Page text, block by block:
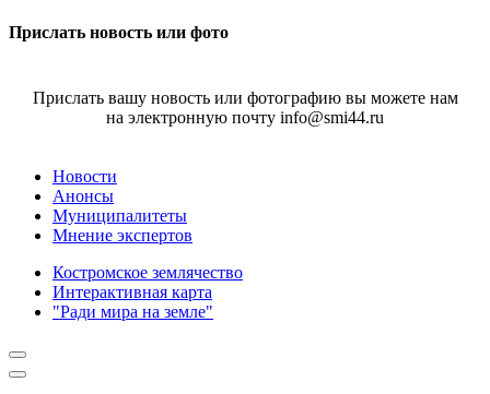
Прислать новость или фото
Прислать вашу новость или фотографию вы можете нам
на электронную почту info@smi44.ru
Новости
Анонсы
Муниципалитеты
Мнение экспертов
Костромское землячество
Интерактивная карта
"Ради мира на земле"